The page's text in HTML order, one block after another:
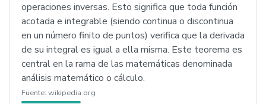
operaciones inversas. Esto significa que toda función
acotada e integrable (siendo continua o discontinua
en un número finito de puntos) verifica que la derivada
de su integral es igual a ella misma. Este teorema es
central en la rama de las matemáticas denominada
análisis matemático o cálculo.
Fuente: wikipedia.org